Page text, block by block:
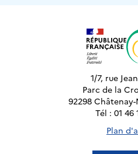
1/7, rue
Parc de la
92298
Tél : 01 46
Plan